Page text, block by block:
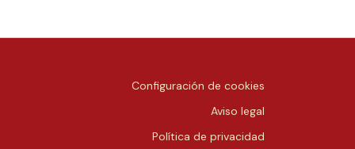
Configuración de cookies
Aviso legal
Política de privacidad